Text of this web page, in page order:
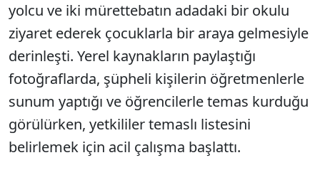
yolcu ve iki mürettebatın adadaki bir okulu
ziyaret ederek çocuklarla bir araya gelmesiyle
derinleşti. Yerel kaynakların paylaştığı
fotoğraflarda, şüpheli kişilerin öğretmenlerle
sunum yaptığı ve öğrencilerle temas kurduğu
görülürken, yetkililer temaslı listesini
belirlemek için acil çalışma başlattı.